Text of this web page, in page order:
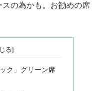
の為かも。お勧めの席
ク」グリーン席